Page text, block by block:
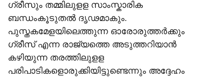
ഗ്രീസും തമ്മിലുളള സാംസ്കാരിക
ബന്ധംകൂടുതല്‍ ദൃഢമാകും.
പുസ്തകമേളയിലെത്തുന്ന ഓരോരുത്തർക്കും
ഗ്രീസ് എന്ന രാജ്യത്തെ അടുത്തറിയാന്‍‍
കഴിയുന്ന തരത്തിലുളള
പരിപാടികളൊരുക്കിയിട്ടുണ്ടെന്നും അദ്ദേഹം